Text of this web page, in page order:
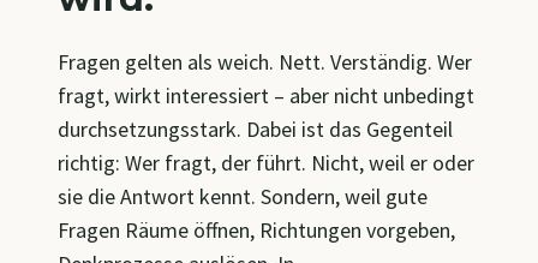
Fragen gelten als weich. Nett. Verständig. Wer
fragt, wirkt interessiert – aber nicht unbedingt
durchsetzungsstark. Dabei ist das Gegenteil
richtig: Wer fragt, der führt. Nicht, weil er oder
sie die Antwort kennt. Sondern, weil gute
Fragen Räume öffnen, Richtungen vorgeben,